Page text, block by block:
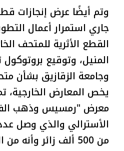
وتم أيضًا عرض إنجازات
جاري استمرار أعمال
القطع الأثرية للمتحف
المنيل، وتوقيع
وجامعة الزقازيق بشأن
يخص المعارض الخارجية،
معرض "رمسيس وذهب
الأسترالي والذي وصل
من 500 ألف زائر